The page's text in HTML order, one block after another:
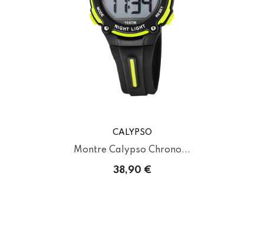
CALYPSO
Montre Calypso Chrono...
38,90 €